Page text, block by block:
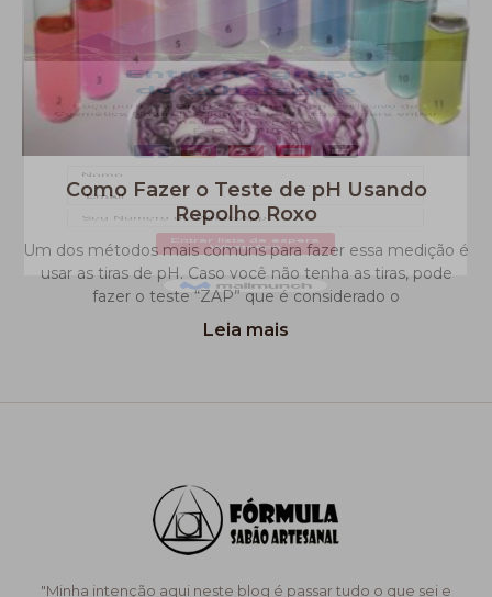
Como Fazer o Teste de pH Usando
Repolho Roxo
Um dos métodos mais comuns para fazer essa medição é
usar as tiras de pH. Caso você não tenha as tiras, pode
fazer o teste “ZAP” que é considerado o
Leia mais
"Minha intenção aqui neste blog é passar tudo o que sei e